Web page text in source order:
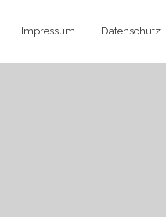
Impressum Datenschutz